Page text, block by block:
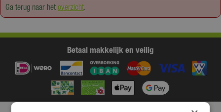
Ga terug naar hetoverzicht.
Betaal makkelijk en veilig